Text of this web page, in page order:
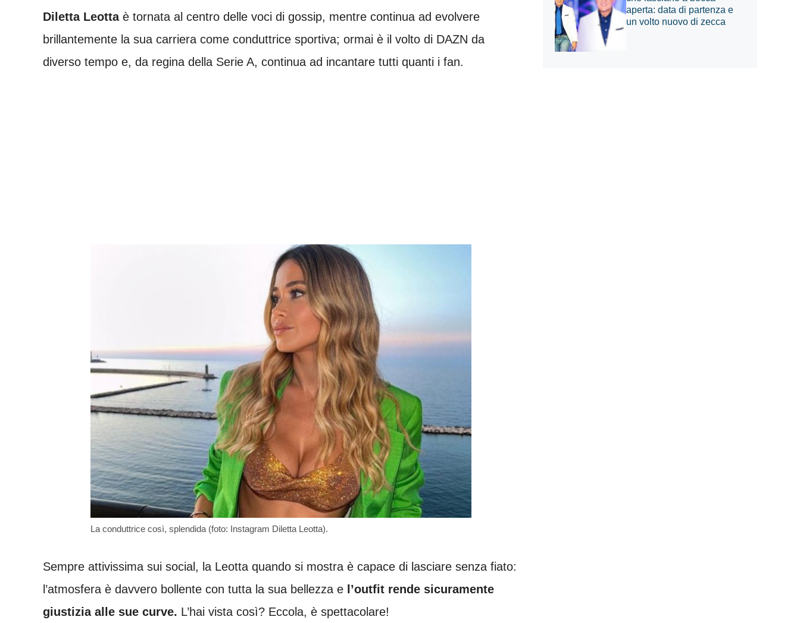
Diletta Leottaè tornata al centro delle voci di gossip, mentre continua ad evolvere
brillantemente la sua carriera come conduttrice sportiva; ormai è il volto di DAZN da
diverso tempo e, da regina della Serie A, continua ad incantare tutti quanti i fan.
La conduttrice così, splendida (foto: Instagram Diletta Leotta).
Sempre attivissima sui social, la Leotta quando si mostra è capace di lasciare senza fiato:
l’atmosfera è davvero bollente con tutta la sua bellezza e l’outfit rende sicuramente
giustizia alle sue curve. L’hai vista così? Eccola, è spettacolare!
aperta: data di partenza e
un volto nuovo di zecca